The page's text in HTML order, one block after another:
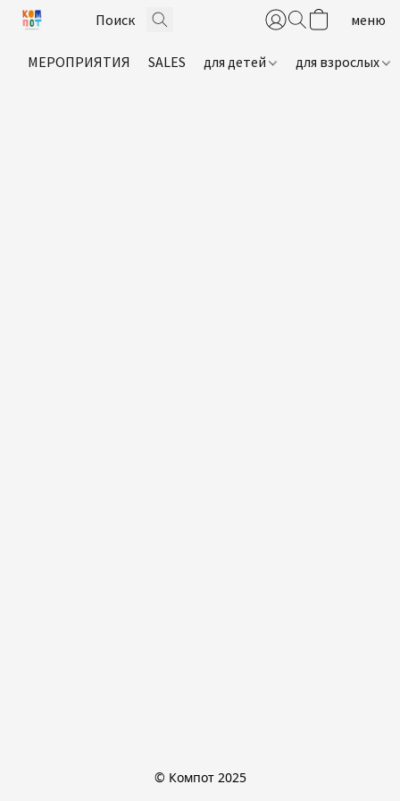
МЕРОПРИЯТИЯ SALES для детей для взрослых
© Компот 2025